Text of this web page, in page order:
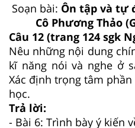
Soạn bài: Ôn tập và tự
Cô Phương Thảo
Câu 12 (trang 124 sgk
Nêu những nội dung
kĩ năng nói và nghe ở
Xác định trọng tâm
học.
Trả lời:
- Bài 6: Trình bày ý kiến